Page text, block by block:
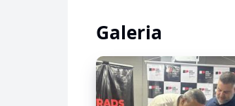
Galeria